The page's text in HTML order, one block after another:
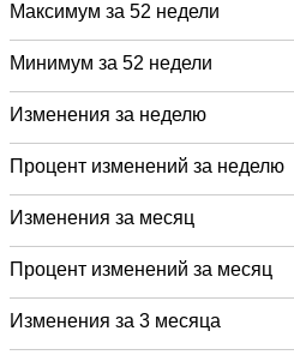
Максимум за 52 недели
Минимум за 52 недели
Изменения за неделю
Процент изменений за неделю
Изменения за месяц
Процент изменений за месяц
Изменения за 3 месяца